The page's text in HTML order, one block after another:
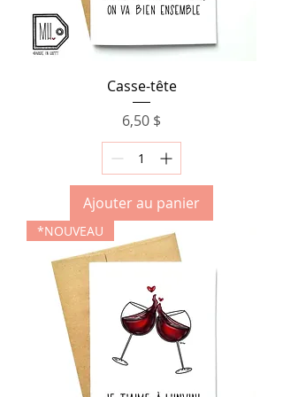
Casse-tête
Prix
6,50 $
Ajouter au panier
*NOUVEAU